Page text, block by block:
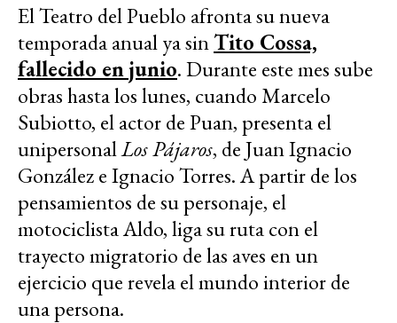
El Teatro del Pueblo afronta su nueva
temporada anual ya sinTito Cossa,
fallecido en junio. Durante este mes sube
obras hasta los lunes, cuando Marcelo
Subiotto, el actor de Puan, presenta el
unipersonalLos Pájaros, de Juan Ignacio
González e Ignacio Torres. A partir de los
pensamientos de su personaje, el
motociclista Aldo, liga su ruta con el
trayecto migratorio de las aves en un
ejercicio que revela el mundo interior de
una persona.